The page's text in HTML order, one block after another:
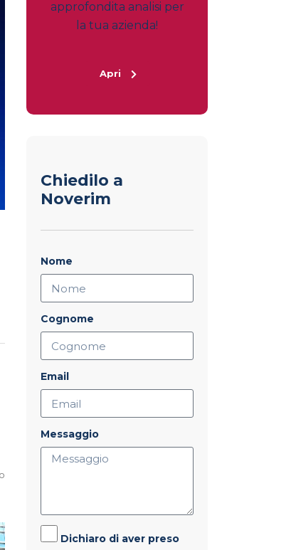
approfondita analisi per
la tua azienda!
Apri
Chiedilo a
Noverim
Nome
Cognome
Email
Messaggio
Dichiaro di aver preso